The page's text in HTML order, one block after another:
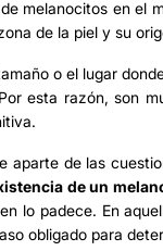
melanocitos en el
de la piel y su
o el lugar
esta razón, son
aparte de las
de un
lo padece. En
obligado para